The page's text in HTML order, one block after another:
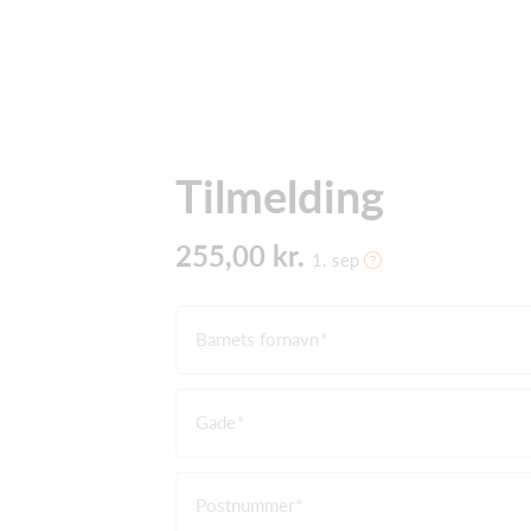
Tilmelding
255,00 kr. 1. sep
Barnets fornavn
Gade
Postnummer